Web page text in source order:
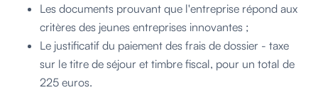
Les documents prouvant que l'entreprise répond aux
critères des jeunes entreprises innovantes ;
Le justificatif du paiement des frais de dossier - taxe
sur le titre de séjour et timbre fiscal, pour un total de
225 euros.